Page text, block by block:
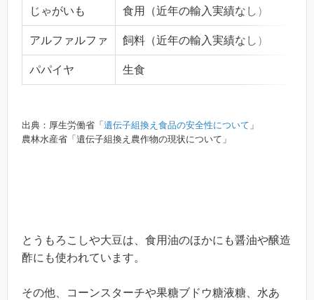
じゃがいも 食用（近年の輸入実績なし）
アルファルファ 飼料（近年の輸入実績なし）
パパイヤ 生食
出典：厚生労働省「遺伝子組換え食品の安全性について 」
農林水産省「遺伝子組換え農作物の現状について」
とうもろこしや大豆は、食用油のほかにも醤油や醸造
酢にも使われています。
その他、コーンスターチや果糖ブドウ糖液糖、水あ